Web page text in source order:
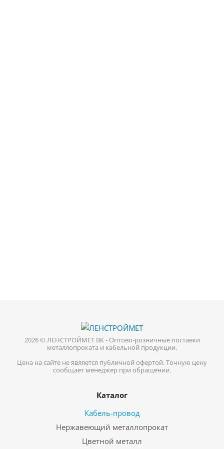
2026 © ЛЕНСТРОЙМЕТ ВК - Оптово-розничные поставки
металлопроката и кабельной продукции.
Цена на сайте не является публичной офертой. Точную цену
сообщает менеджер при обращении.
Каталог
Кабель-провод
Нержавеющий металлопрокат
Цветной металл